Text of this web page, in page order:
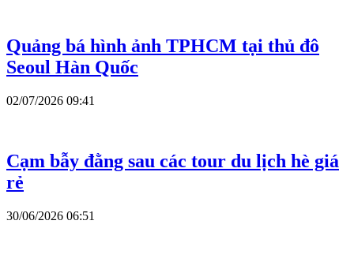
Quảng bá hình ảnh TPHCM tại thủ đô
Seoul Hàn Quốc
02/07/2026 09:41
Cạm bẫy đằng sau các tour du lịch hè giá
rẻ
30/06/2026 06:51